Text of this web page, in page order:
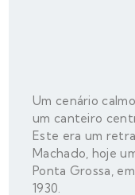
Um cenário
um canteiro
Este era um
Machado, hoje
Ponta Grossa,
1930.